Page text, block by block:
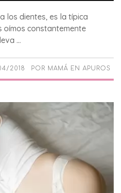
los dientes, es la típica
oímos constantemente
...
2018 POR MAMÁ EN APUROS